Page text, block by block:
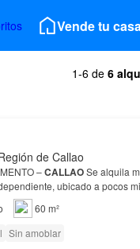
Vende tu casa
1-6 de 6
de Callao
ALQUILER DE MINI DEPARTAMENTO –CALLAOSe alquila mini departamento en 3er
ubicado a pocos
60 m²
Sin amoblar